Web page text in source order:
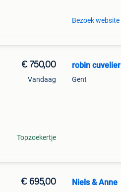
Bezoek website
€ 750,00
Vandaag
Topzoekertje
robin cuvelier
Gent
€ 695,00 Niels & Anne